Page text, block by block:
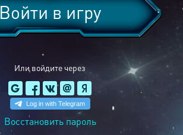
Или войдите через
Войти в игру
Восстановить пароль